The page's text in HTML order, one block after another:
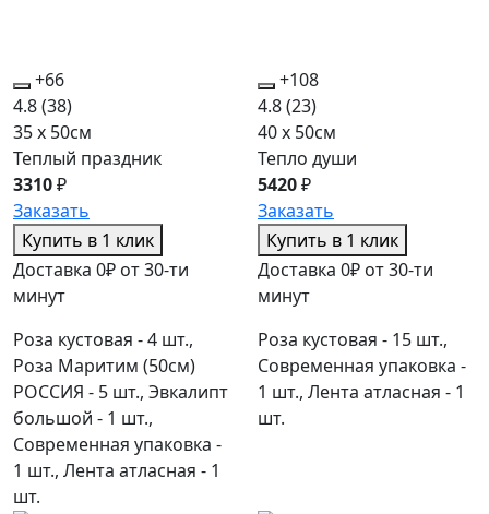
+66
4.8(38)
35 x 50см
Теплый праздник
3310₽
Заказать
Купить в 1 клик
Доставка 0₽ от 30-ти
минут
Роза кустовая - 4 шт.,
Роза Маритим (50см)
РОССИЯ - 5 шт., Эвкалипт
большой - 1 шт.,
Современная упаковка -
1 шт., Лента атласная - 1
шт.
+108
4.8(23)
40 x 50см
Тепло души
5420₽
Заказать
Купить в 1 клик
Доставка 0₽ от 30-ти
минут
Роза кустовая - 15 шт.,
Современная упаковка -
1 шт., Лента атласная - 1
шт.